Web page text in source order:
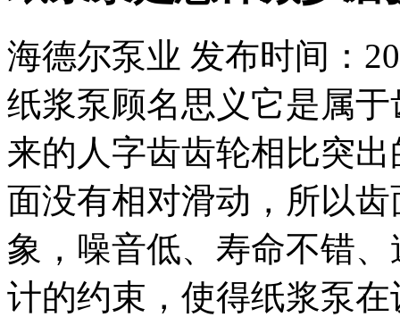
海德尔泵业 发布时间：
纸浆泵顾名思义它是属
来的人字齿齿轮相比突
面没有相对滑动，所以
象，噪音低、寿命不错
计的约束，使得纸浆泵